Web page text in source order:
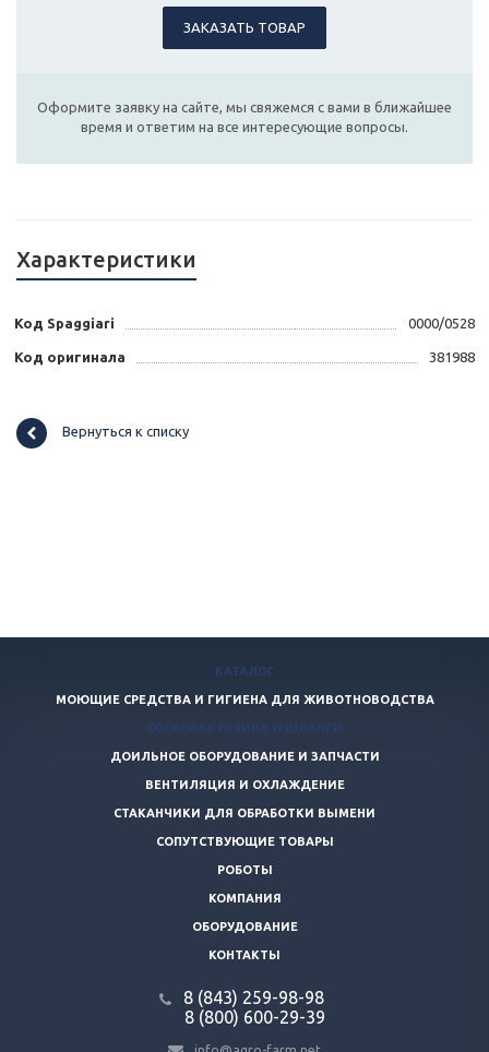
ЗАКАЗАТЬ ТОВАР
Оформите заявку на сайте, мы свяжемся с вами в ближайшее
время и ответим на все интересующие вопросы.
Характеристики
Код Spaggiari 0000/0528
Код оригинала 381988
Вернуться к списку
КАТАЛОГ
МОЮЩИЕ СРЕДСТВА И ГИГИЕНА ДЛЯ ЖИВОТНОВОДСТВА
СОСКОВАЯ РЕЗИНА И ШЛАНГИ
ДОИЛЬНОЕ ОБОРУДОВАНИЕ И ЗАПЧАСТИ
ВЕНТИЛЯЦИЯ И ОХЛАЖДЕНИЕ
СТАКАНЧИКИ ДЛЯ ОБРАБОТКИ ВЫМЕНИ
СОПУТСТВУЮЩИЕ ТОВАРЫ
РОБОТЫ
КОМПАНИЯ
ОБОРУДОВАНИЕ
КОНТАКТЫ
8 (843) 259-98-98
8 (800) 600-29-39